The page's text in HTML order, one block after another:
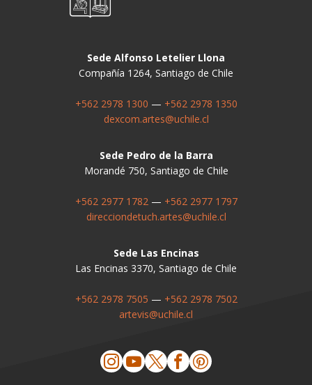
Sede Alfonso Letelier Llona
Compañía 1264, Santiago de Chile
+562 2978 1300 — +562 2978 1350
dexcom.artes@uchile.cl
Sede Pedro de la Barra
Morandé 750, Santiago de Chile
+562 2977 1782— +562 2977 1797
direcciondetuch.artes@uchile.cl
Sede Las Encinas
Las Encinas 3370, Santiago de Chile
+562 2978 7505 — +562 2978 7502
artevis@uchile.cl